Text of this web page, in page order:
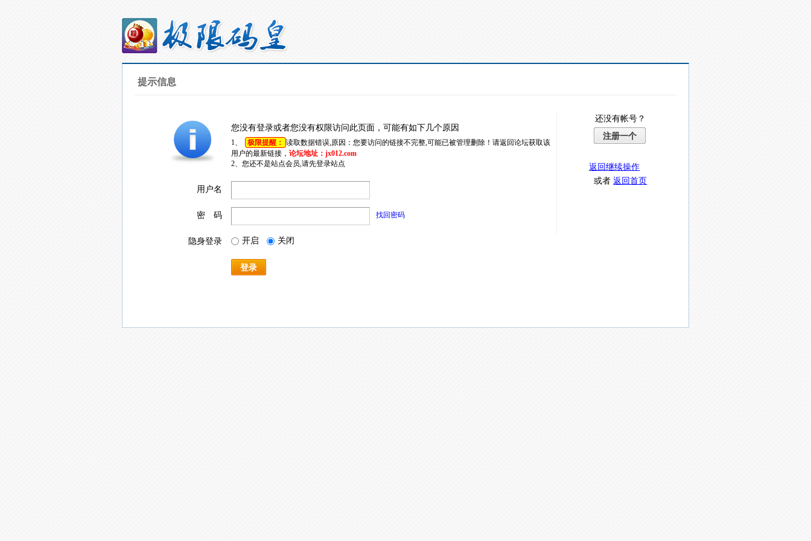
提示信息
您没有登录或者您没有权限访问此页面，可能有如下几个原因
1、 极限提醒： 读取数据错误,原因：您要访问的链接不完整,可能已被管理删除！请返回论坛获取该
用户的最新链接， 论坛地址：jx012.com
2、您还不是站点会员,请先登录站点
用户名
密 码 找回密码
隐身登录 开启 关闭
登录
还没有帐号？
注册一个
返回继续操作
或者返回首页